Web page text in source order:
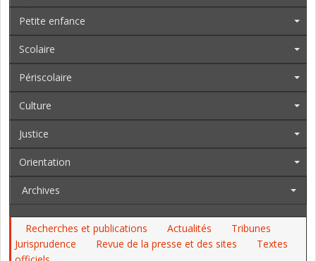
Petite enfance
Scolaire
Périscolaire
Culture
Justice
Orientation
Archives
Recherches et publications Actualités
Tribunes
Jurisprudence
Revue de la presse et des sites
Textes